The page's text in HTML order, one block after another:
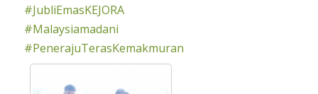
#JubliEmasKEJORA
#Malaysiamadani
#PenerajuTerasKemakmuran